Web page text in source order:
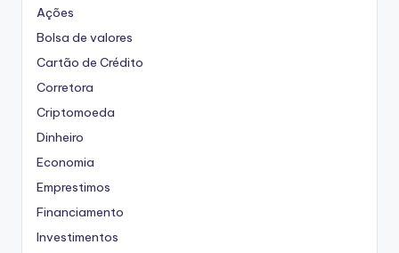
Ações
Bolsa de valores
Cartão de Crédito
Corretora
Criptomoeda
Dinheiro
Economia
Emprestimos
Financiamento
Investimentos